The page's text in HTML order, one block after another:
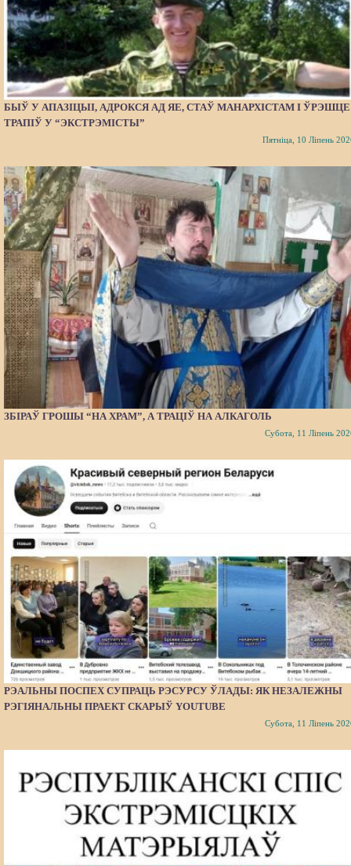
БЫЎ У АПАЗІЦЫІ, АДРОКСЯ АД ЯЕ, СТАЎ МАНАРХІСТАМ І ЎРЭШЦЕ
ТРАПІЎ У “ЭКСТРЭМІСТЫ”
Пятніца, 10 Ліпень
ЗБІРАЎ ГРОШЫ “НА ХРАМ”, А ТРАЦІЎ НА АЛКАГОЛЬ
Субота, 11 Ліпень
РЭАЛЬНЫ ПОСПЕХ СУПРАЦЬ РЭСУРСУ ЎЛАДЫ: ЯК НЕЗАЛЕЖНЫ
РЭГІЯНАЛЬНЫ ПРАЕКТ СКАРЫЎ YOUTUBE
Субота, 11 Ліпень